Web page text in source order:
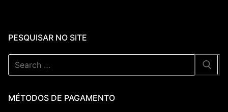
PESQUISAR NO SITE
MÉTODOS DE PAGAMENTO